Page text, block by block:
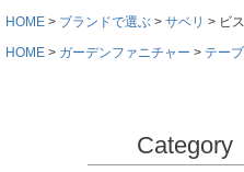
HOME
ブランドで選ぶ サベリ
ビ
HOME
ガーデンファニチャー テー
Category